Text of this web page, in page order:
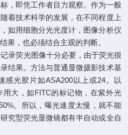
，即凭工作者目力观察。作为一般
着技术科学的发展，在不同程度上
如用细胞分光光度计，图像分析仪
果，也必须结合主观的判断。
录荧光图像十分必要，由于荧光很
结果。方法与普通显微摄影技术基
感光胶片如ASA200以上或24。以
用大，如FITC的标记物，在紫外光
。所以，曝光速度太慢，就不能
究型荧光显微镜都有半自动或全自